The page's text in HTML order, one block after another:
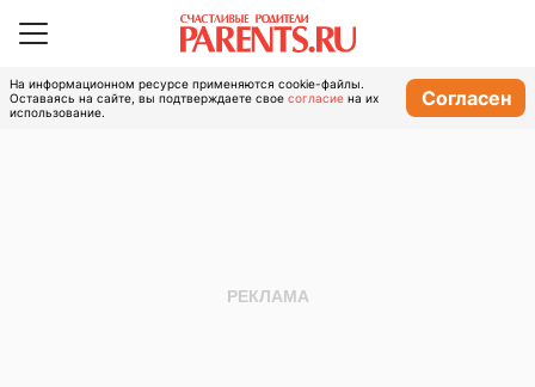
На информационном ресурсе применяются cookie-файлы.
Оставаясь на сайте, вы подтверждаете свое согласие на их
использование.
Согласен